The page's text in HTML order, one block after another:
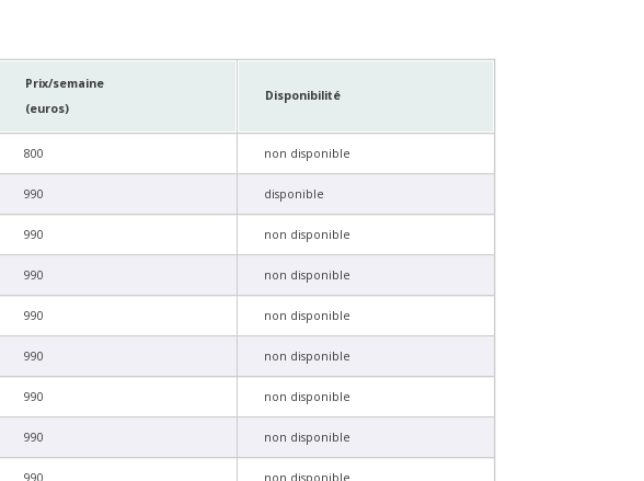
Prix/semaine
(euros)
Disponibilité
800 non disponible
990 disponible
990 non disponible
990 non disponible
990 non disponible
990 non disponible
990 non disponible
990 non disponible
990 non disponible